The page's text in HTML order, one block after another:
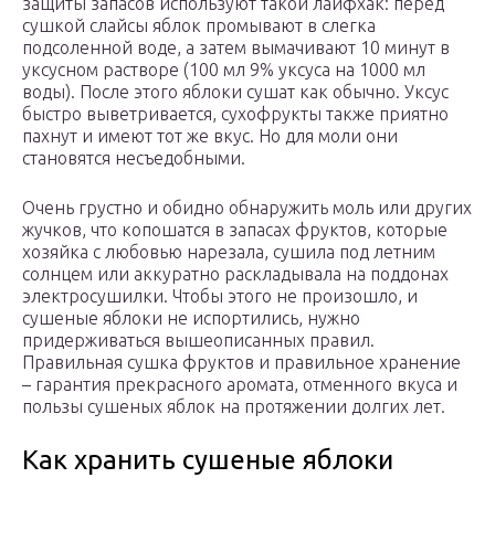
сушкой слайсы яблок промывают в слегка
подсоленной воде, а затем вымачивают 10 минут в
уксусном растворе (100 мл 9% уксуса на 1000 мл
воды). После этого яблоки сушат как обычно. Уксус
быстро выветривается, сухофрукты также приятно
пахнут и имеют тот же вкус. Но для моли они
становятся несъедобными.
Очень грустно и обидно обнаружить моль или других
жучков, что копошатся в запасах фруктов, которые
хозяйка с любовью нарезала, сушила под летним
солнцем или аккуратно раскладывала на поддонах
электросушилки. Чтобы этого не произошло, и
сушеные яблоки не испортились, нужно
придерживаться вышеописанных правил.
Правильная сушка фруктов и правильное хранение
– гарантия прекрасного аромата, отменного вкуса и
пользы сушеных яблок на протяжении долгих лет.
Как хранить сушеные яблоки